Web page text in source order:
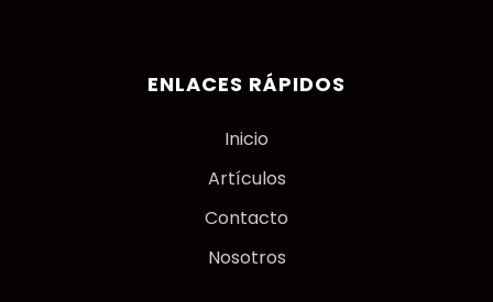
ENLACES RÁPIDOS
Inicio
Artículos
Contacto
Nosotros